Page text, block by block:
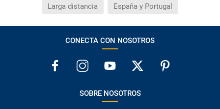
Larga distancia España y Portugal
CONECTA CON NOSOTROS
SOBRE NOSOTROS